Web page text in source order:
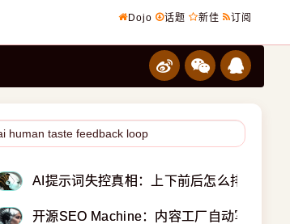
Dojo 话题 新佳 订阅
AI提示词失控真相：上下前后怎么排？顺序
开源SEO Machine：内容工厂自动写博客文